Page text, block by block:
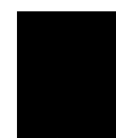
WN